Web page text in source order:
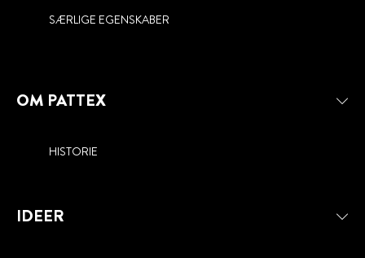
PRODUKTER OG DET BEDSTE
SÆRLIGE EGENSKABER
OM PATTEX
HISTORIE
IDEER